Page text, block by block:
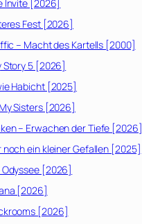
Invite [2026]
Fest [2026]
– Macht des Kartells [2000]
Story 5 [2026]
Habicht [2025]
Sisters [2026]
– Erwachen der Tiefe [2026]
noch ein kleiner Gefallen [2025]
Odyssee [2026]
[2026]
[2026]